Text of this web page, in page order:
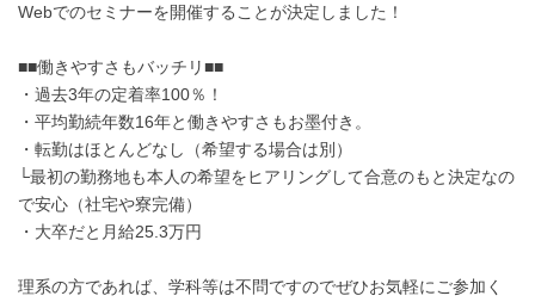
Webでのセミナーを開催することが決定しました！
■■働きやすさもバッチリ■■
・過去3年の定着率100％！
・平均勤続年数16年と働きやすさもお墨付き。
・転勤はほとんどなし（希望する場合は別）
└最初の勤務地も本人の希望をヒアリングして合意のもと決定なの
で安心（社宅や寮完備）
・大卒だと月給25.3万円
理系の方であれば、学科等は不問ですのでぜひお気軽にご参加く